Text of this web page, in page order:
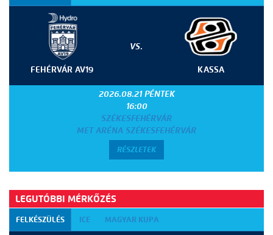
FEHÉRVÁR AV19
VS.
KASSA
2026.08.21 PÉNTEK
16:00
SZÉKESFEHÉRVÁR
MET ARÉNA SZÉKESFEHÉRVÁR
RÉSZLETEK
LEGUTÓBBI MÉRKŐZÉS
FELKÉSZÜLÉS ICE MAGYAR KUPA